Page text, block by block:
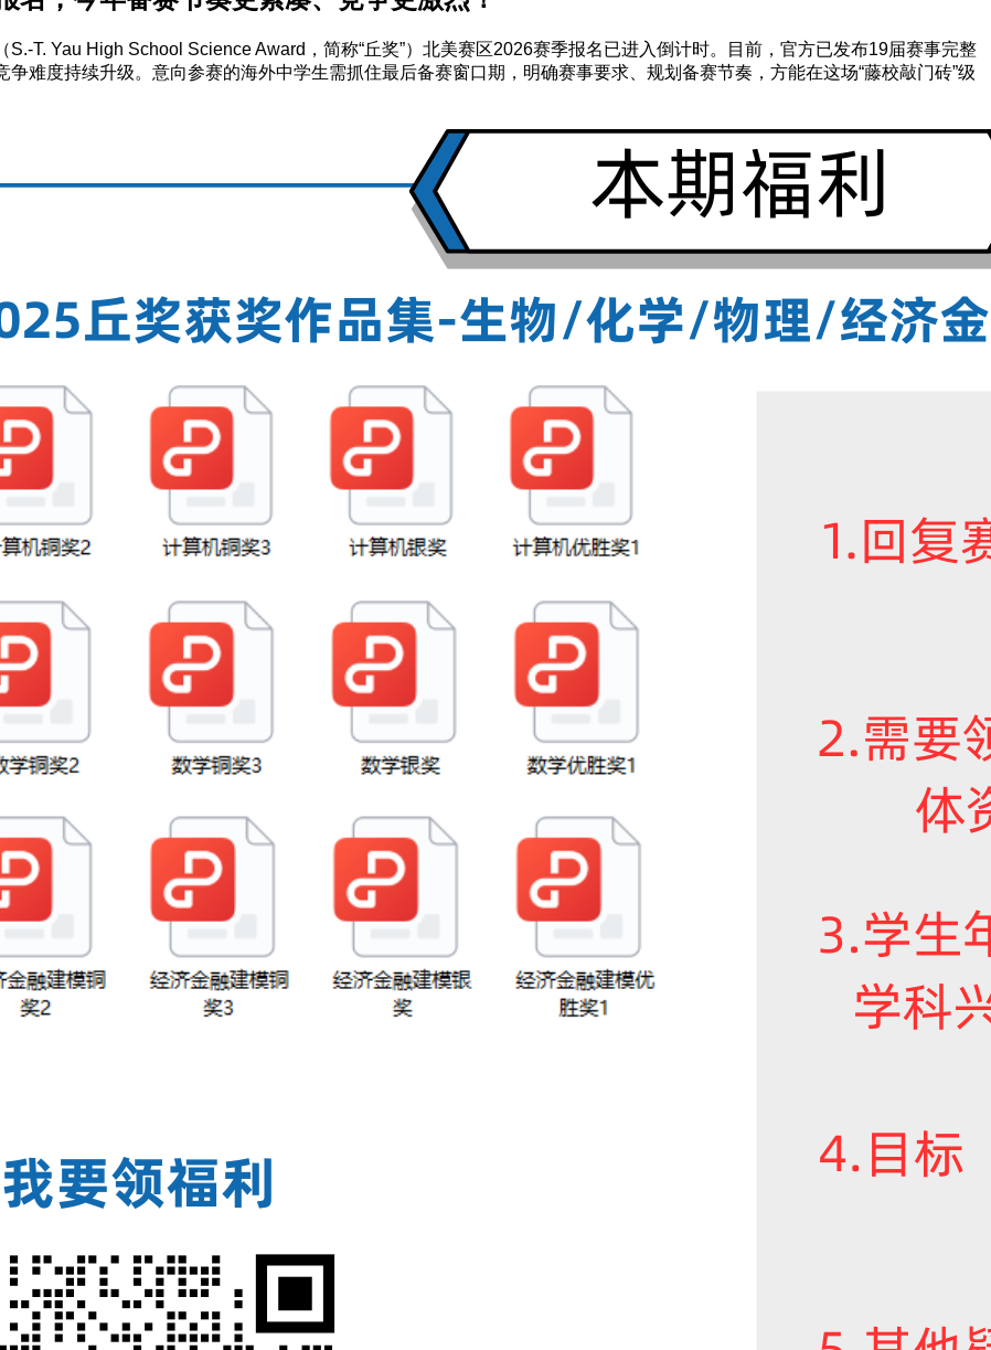
T. Yau High School Science Award，简称“丘奖”）北美赛区2026赛季报名已进入倒计时。目前，官方已发布19届赛事完整
难度持续升级。意向参赛的海外中学生需抓住最后备赛窗口期，明确赛事要求、规划备赛节奏，方能在这场“藤校敲门砖”级